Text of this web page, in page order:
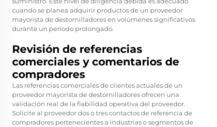
cuando se planea adquirir productos de un proveedor
mayorista de destornilladores en volúmenes significativos
durante un período prolongado.
Revisión de referencias
comerciales y comentarios de
compradores
Las referencias comerciales de clientes actuales de un
proveedor mayorista de destornilladores ofrecen una
validación real de la fiabilidad operativa del proveedor.
Solicite al proveedor dos o tres contactos de referencia de
compradores pertenecientes a industrias o segmentos de